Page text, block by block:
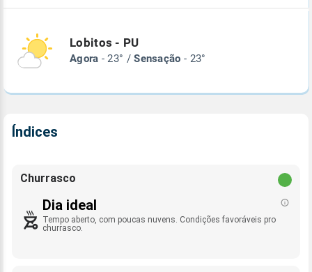
Lobitos - PU
Agora - 23° /Sensação - 23°
Índices
Churrasco
Dia ideal
Tempo aberto, com poucas nuvens. Condições favoráveis pro
churrasco.